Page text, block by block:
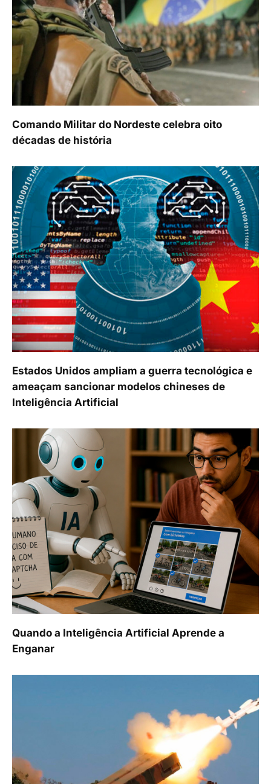
Comando Militar do Nordeste celebra oito
décadas de história
Estados Unidos ampliam a guerra tecnológica e
ameaçam sancionar modelos chineses de
Inteligência Artificial
Quando a Inteligência Artificial Aprende a
Enganar